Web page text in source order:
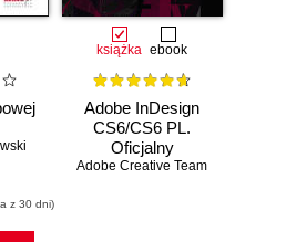
z 30 dni)
książka ebook
Adobe InDesign
CS6/CS6 PL.
Oficjalny
podręcznik
Adobe Creative Team